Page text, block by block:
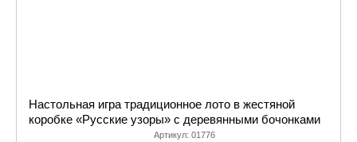
Настольная игра традиционное лото в жестяной
коробке «Русские узоры» с деревянными бочонками
Артикул: 01776